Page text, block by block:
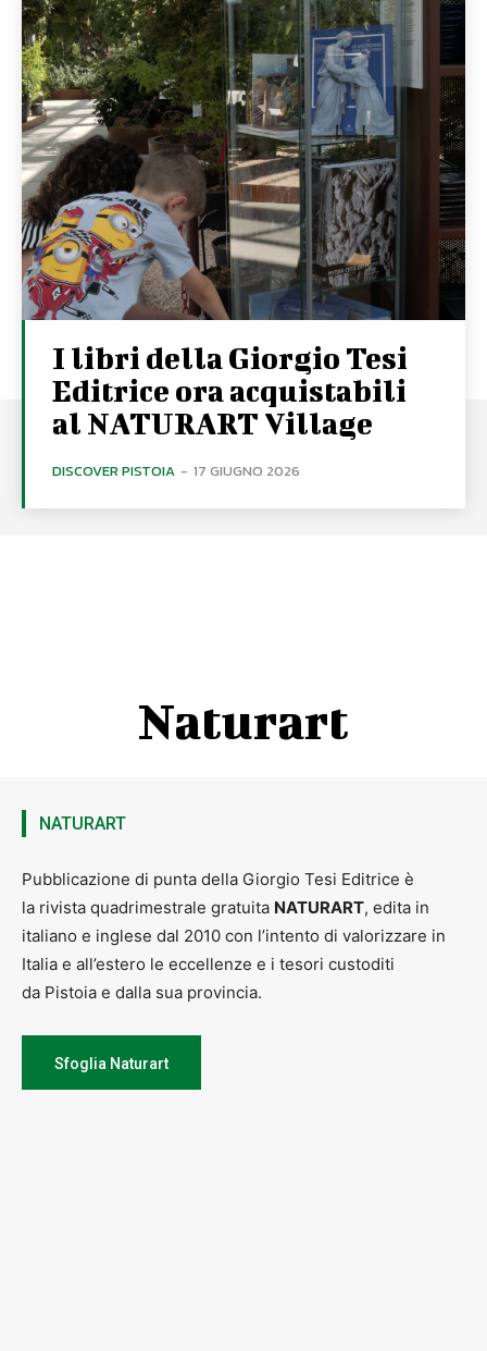
I libri della Giorgio Tesi
Editrice ora acquistabili
al NATURART Village
DISCOVER PISTOIA - 17 GIUGNO 2026
Naturart
NATURART
Pubblicazione di punta della Giorgio Tesi Editrice è
la rivista quadrimestrale gratuita NATURART, edita in
italiano e inglese dal 2010 con l’intento di valorizzare in
Italia e all’estero le eccellenze e i tesori custoditi
da Pistoia e dalla sua provincia.
Sfoglia Naturart